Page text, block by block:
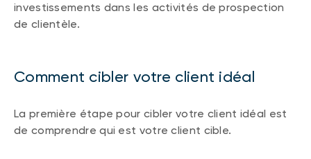
investissements dans les activités de prospection
de clientèle.
Comment cibler votre client idéal
La première étape pour cibler votre client idéal est
de comprendre qui est votre client cible.